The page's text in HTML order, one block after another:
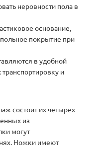
неровности пола в
основание,
покрытие при
в удобной
транспортировку и
состоит их четырех
из
могут
Ножки имеют